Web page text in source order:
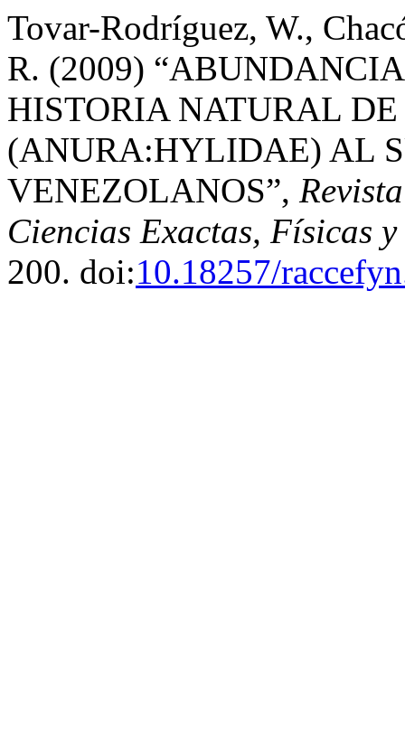
Tovar-Rodríguez, W.,
R. (2009)
HISTORIA NATURAL
(ANURA:HYLIDAE) AL
VENEZOLANOS”,
Ciencias Exactas, Físicas
200. doi:10.18257/